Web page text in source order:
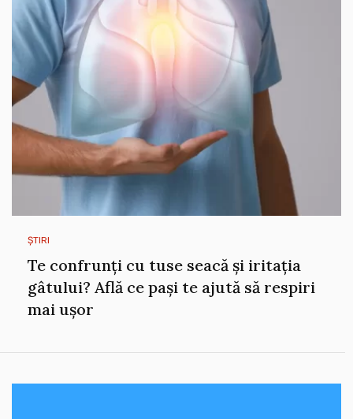
ȘTIRI
Te confrunți cu tuse seacă și iritația
gâtului? Află ce pași te ajută să respiri
mai ușor